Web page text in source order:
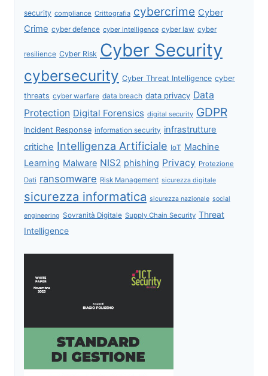
security compliance Crittografia cybercrime Cyber
Crime cyber defence cyber intelligence cyber law cyber
resilience Cyber Risk Cyber Security
cybersecurity Cyber Threat Intelligence cyber
threats cyber warfare data breach data privacy Data
Protection Digital Forensics digital security GDPR
Incident Response information security infrastrutture
critiche Intelligenza Artificiale IoT Machine
Learning Malware NIS2 phishing Privacy Protezione
Dati ransomware Risk Management sicurezza digitale
sicurezza informatica sicurezza nazionale social
engineering Sovranità Digitale Supply Chain Security Threat
Intelligence